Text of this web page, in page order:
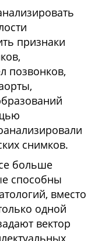
признаки
позвонков,
снимков.
больше
способны
вместо
одной
вектор